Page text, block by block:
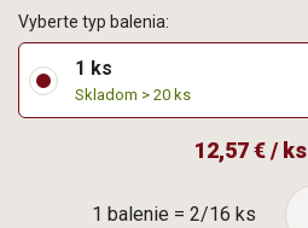
1 balenie = 2/16 ks
Vyberte typ balenia:
1 ks
Skladom > 20 ks
12,57 € / ks